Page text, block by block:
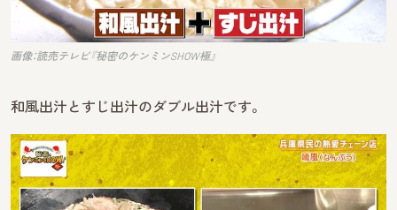
画像：読売テレビ『秘密のケンミンSHOW極』
和風出汁とすじ出汁のダブル出汁です。